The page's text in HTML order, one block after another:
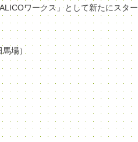
ワークス」として新たにスタ
場）